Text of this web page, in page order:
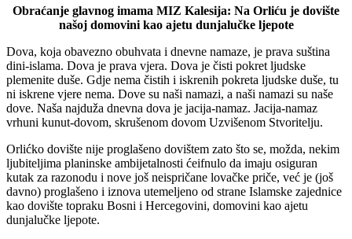
ljubiteljima planinske ambijetalnosti ćeifnulo da imaju osiguran
kutak za razonodu i nove još neispričane lovačke priče, već je (još
davno) proglašeno i iznova utemeljeno od strane Islamske zajednice
kao dovište topraku Bosni i Hercegovini, domovini kao ajetu
dunjalučke ljepote.
U toku agresije na naše krajeve nismo na Pašinom putu/Orliću
iskazali neku zavidnu hrabrost i odlučnost da rahat opstanemo ovdje
i da budemo svoji na svome. Zašto je to tako nekad bilo? Nismo to
mogli iz razloga što smo tada bili islamski nedostupni jedni drugima,
bratski pocijepani, fizički raspršeni i bošnjački neumreženi. Aktuelna
Islamska zajednica, kao krovna institucija muslimana, ne pristaje da
se kao muslimani Bošnjaci osjećamo nemoćno i beznadežno. Mi
koji smo danas u strukturama Islamske zajednice, uzdamo se u
Allahovu moć i pomoć, i želimo u tom pogledu imati moćne
muslimane Bošnjake koji će razumjevati vrijeme u kome živimo. I